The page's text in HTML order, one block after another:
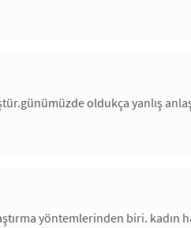
oldukça yanlış
yöntemlerinden biri.